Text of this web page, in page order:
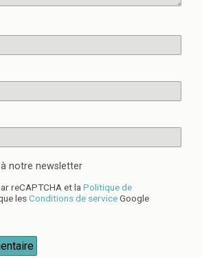
notre newsletter
reCAPTCHA et la Politique de
lesConditions de serviceGoogle